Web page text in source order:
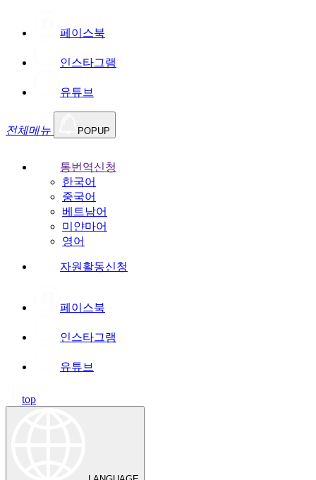
페이스북
인스타그램
유튜브
전체메뉴 POPUP
통번역신청
한국어
중국어
베트남어
미얀마어
영어
자원활동신청
페이스북
인스타그램
유튜브
top